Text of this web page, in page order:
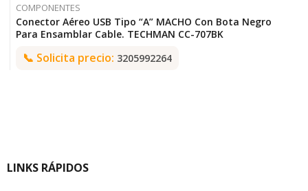
COMPONENTES
Conector Aéreo USB Tipo “A” MACHO Con Bota Negro
Para Ensamblar Cable. TECHMAN CC-707BK
📞 Solicita precio: 3205992264
LINKS RÁPIDOS